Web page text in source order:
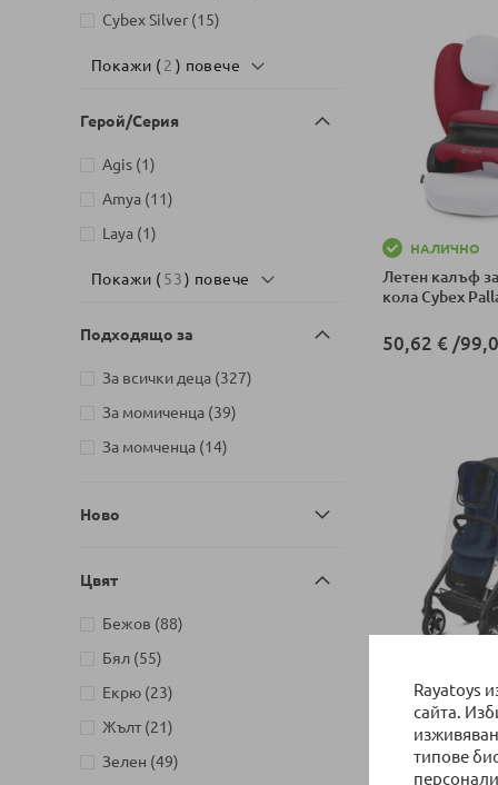
Rayatoys
сайта.
типове
НАЛИЧНО
Летен калъф
кола Cybex
50,62 € /
Дъждобран
50,62 €/
Babyhome
8
артикули
Bambino Mio
Bebelan
Bio-Oil 1
артикул
252
артикули
артикули
артикул
Cybex Silver 15
артикули
Покажи (2 ) повече
Герой/Серия
Agis 1
артикул
Amya 11
артикули
Laya 1
артикул
Покажи (53 ) повече
Подходящо за
За всички деца 327
артикули
За момиченца 39
артикули
За момченца 14
артикули
Ново
Цвят
Бежов 88
артикули
Бял 55
артикули
Екрю 23
артикули
Жълт 21
артикули
Зелен 49
артикули